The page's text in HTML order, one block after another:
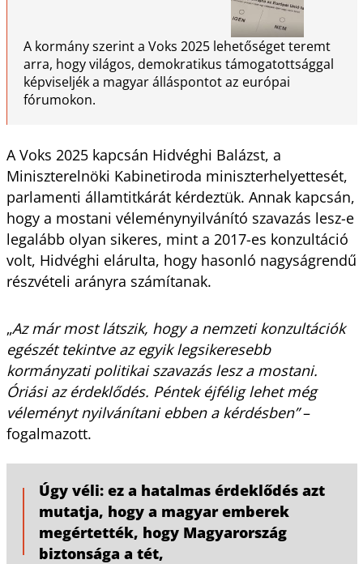
A kormány szerint a Voks 2025 lehetőséget teremt
arra, hogy világos, demokratikus támogatottsággal
képviseljék a magyar álláspontot az európai
fórumokon.
A Voks 2025 kapcsán Hidvéghi Balázst, a
Miniszterelnöki Kabinetiroda miniszterhelyettesét,
parlamenti államtitkárát kérdeztük. Annak kapcsán,
hogy a mostani véleménynyilvánító szavazás lesz-e
legalább olyan sikeres, mint a 2017-es konzultáció
volt, Hidvéghi elárulta, hogy hasonló nagyságrendű
részvételi arányra számítanak.
„Az már most látszik, hogy a nemzeti konzultációk
egészét tekintve az egyik legsikeresebb
kormányzati politikai szavazás lesz a mostani.
Óriási az érdeklődés. Péntek éjfélig lehet még
véleményt nyilvánítani ebben a kérdésben”–
fogalmazott.
Úgy véli: ez a hatalmas érdeklődés azt
mutatja, hogy a magyar emberek
megértették, hogy Magyarország
biztonsága a tét,